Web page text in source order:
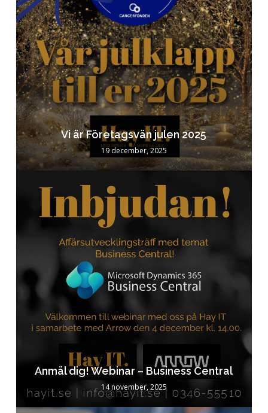
Vi är Företagsvän julen 2025
19 december, 2025
Anmäl dig! Webinar – Business Central
14 november, 2025